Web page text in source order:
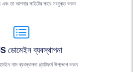
এবং তা আপনার সাইটের সাথে সংযুক্ত করুন
ডোমেইন ব্যবস্থাপনা
নাম ব্যবস্থাপনা প্ল্যাটফর্ম উপভোগ করুন